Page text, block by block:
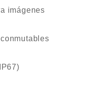
imágenes